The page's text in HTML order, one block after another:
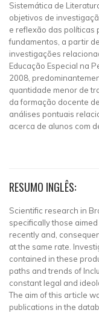
Sistemática de
objetivos de
e reflexão das políticas
fundamentos, a partir
investigações
Educação Especial na
2008,
quantidade menor de
da formação docente
análises pontuais
acerca de alunos com
RESUMO INGLÊS:
Scientific research in
specifically those
recently and,
at the same rate.
contained in these
paths and trends of
constant legal and
The aim of this article
publications in the